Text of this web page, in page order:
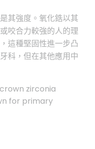
其強度。氧化鋯以其
咬合力較強的人的理
這種堅固性進一步凸
科，但在其他應用中